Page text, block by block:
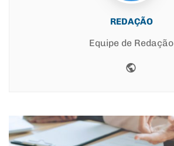
REDAÇÃO
Equipe de Redação